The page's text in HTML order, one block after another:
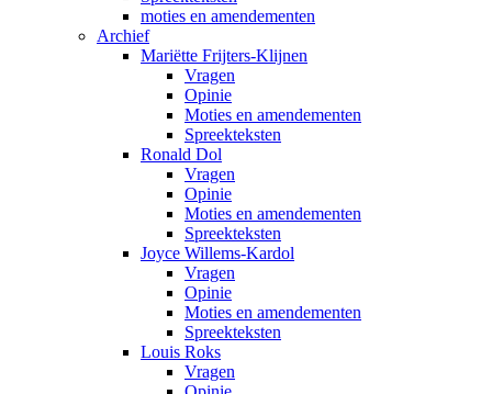
moties en amendementen
Archief
Mariëtte Frijters-Klijnen
Vragen
Opinie
Moties en amendementen
Spreekteksten
Ronald Dol
Vragen
Opinie
Moties en amendementen
Spreekteksten
Joyce Willems-Kardol
Vragen
Opinie
Moties en amendementen
Spreekteksten
Louis Roks
Vragen